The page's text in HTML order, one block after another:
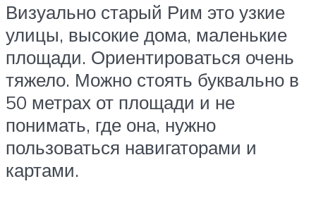
Визуально старый Рим это узкие
улицы, высокие дома, маленькие
площади. Ориентироваться очень
тяжело. Можно стоять буквально в
50 метрах от площади и не
понимать, где она, нужно
пользоваться навигаторами и
картами.